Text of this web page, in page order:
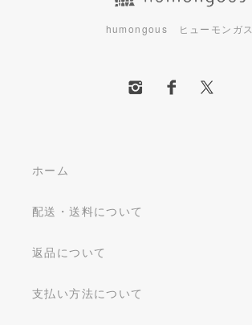
humongous ヒューモンガス
ホーム
配送・送料について
返品について
支払い方法について